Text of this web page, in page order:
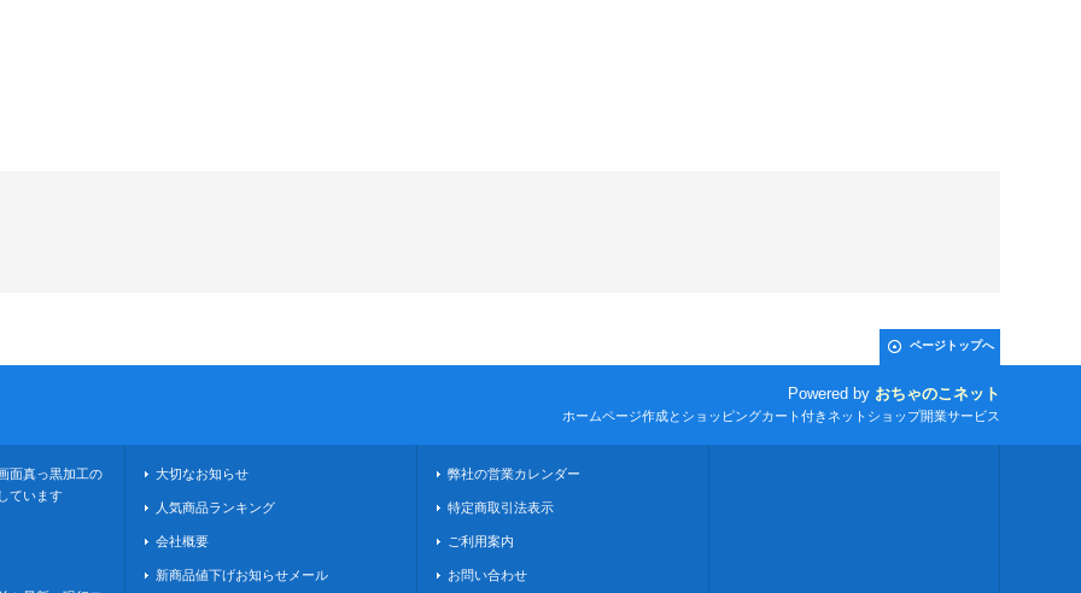
ページトップへ
Powered by おちゃのこネット
ホームページ作成とショッピングカート付きネットショップ開業サービス
面真っ黒加工の
ています
大切なお知らせ
人気商品ランキング
会社概要
新商品値下げお知らせメール
弊社の営業カレンダー
特定商取引法表示
ご利用案内
お問い合わせ